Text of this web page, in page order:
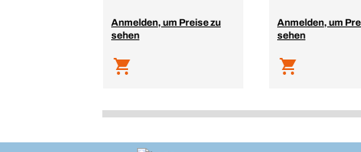
Anmelden, um Preise zu
sehen
Anmelden, um
sehen